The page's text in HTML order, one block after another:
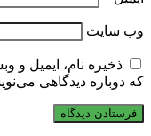
وب‌ سایت
ذخیره نام، ایمیل و
که دوباره دیدگاهی